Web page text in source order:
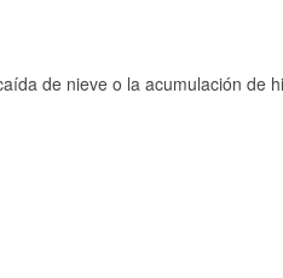
de nieve o la acumulación de